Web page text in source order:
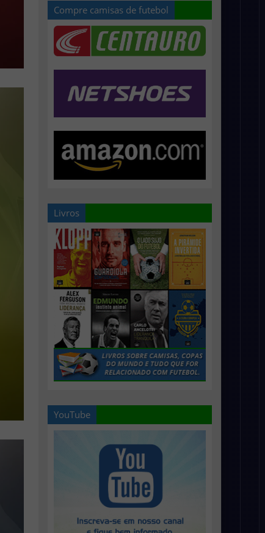
Compre camisas de futebol
Livros
YouTube